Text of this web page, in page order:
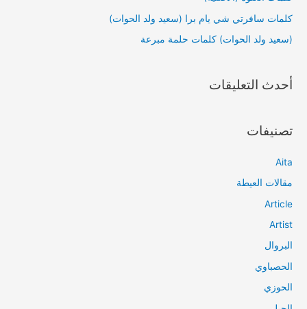
كلمات سافرتي شي يام برا (سعيد ولد الحوات)
(سعيد ولد الحوات) كلمات حلمة مبرعة
أحدث التعليقات
تصنيفات
Aita
مقالات العيطة
Article
Artist
البروال
الحصباوي
الحوزي